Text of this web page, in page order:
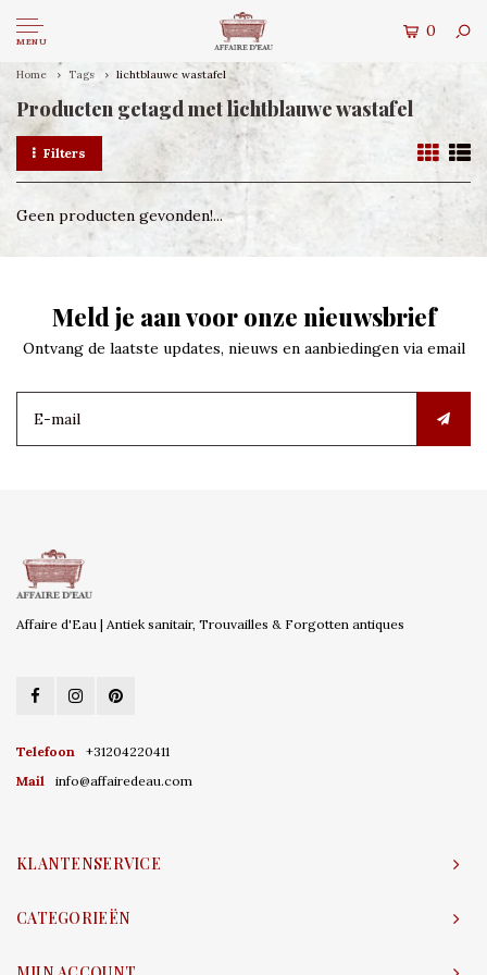
MENU
0
Home Tags lichtblauwe wastafel
Producten getagd met lichtblauwe wastafel
Filters
Geen producten gevonden!...
Meld je aan voor onze nieuwsbrief
Ontvang de laatste updates, nieuws en aanbiedingen via email
Affaire d'Eau | Antiek sanitair, Trouvailles & Forgotten antiques
Telefoon
+31204220411
Mail
info@affairedeau.com
KLANTENSERVICE
CATEGORIEËN